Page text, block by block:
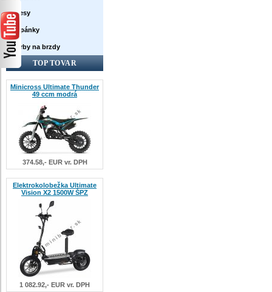
Dresy
Topánky
Farby na brzdy
TOP TOVAR
Minicross Ultimate Thunder
49 ccm modrá
374.58,- EUR vr. DPH
Elektrokolobežka Ultimate
Vision X2 1500W ŠPZ
1 082.92,- EUR vr. DPH